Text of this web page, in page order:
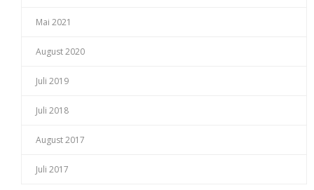
Mai 2021
August 2020
Juli 2019
Juli 2018
August 2017
Juli 2017